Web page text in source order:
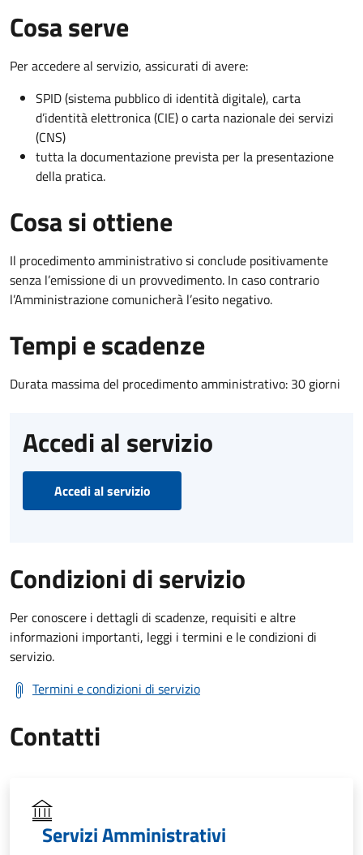
Cosa serve
Per accedere al servizio, assicurati di avere:
SPID (sistema pubblico di identità digitale), carta
d’identità elettronica (CIE) o carta nazionale dei servizi
(CNS)
tutta la documentazione prevista per la presentazione
della pratica.
Cosa si ottiene
Il procedimento amministrativo si conclude positivamente
senza l’emissione di un provvedimento. In caso contrario
l’Amministrazione comunicherà l’esito negativo.
Tempi e scadenze
Durata massima del procedimento amministrativo: 30 giorni
Accedi al servizio
Accedi al servizio
Condizioni di servizio
Per conoscere i dettagli di scadenze, requisiti e altre
informazioni importanti, leggi i termini e le condizioni di
servizio.
Termini e condizioni di servizio
Contatti
Servizi Amministrativi